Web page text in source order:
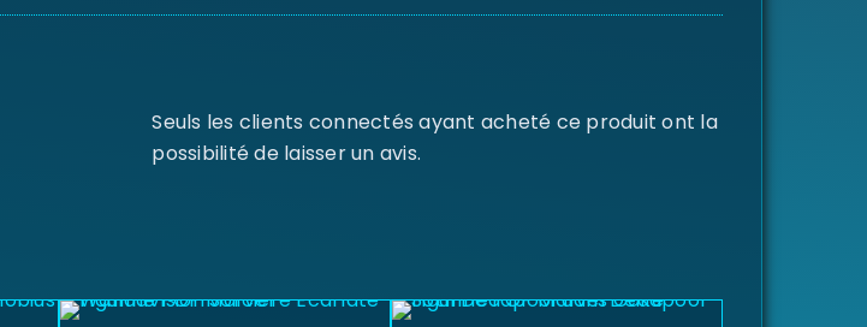
Seuls les clients connectés ayant acheté ce produit ont la
possibilité de laisser un avis.